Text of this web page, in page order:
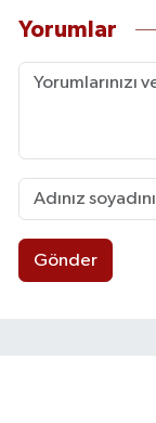
Yorumlar
Gönder